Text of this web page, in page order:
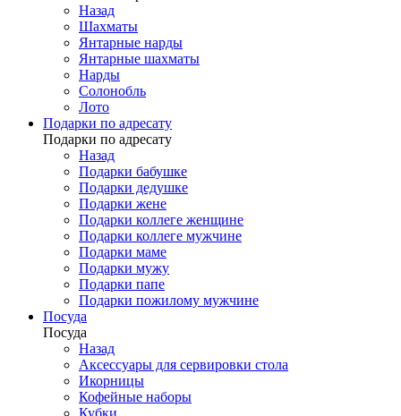
Назад
Шахматы
Янтарные нарды
Янтарные шахматы
Нарды
Солонобль
Лото
Подарки по адресату
Подарки по адресату
Назад
Подарки бабушке
Подарки дедушке
Подарки жене
Подарки коллеге женщине
Подарки коллеге мужчине
Подарки маме
Подарки мужу
Подарки папе
Подарки пожилому мужчине
Посуда
Посуда
Назад
Аксессуары для сервировки стола
Икорницы
Кофейные наборы
Кубки